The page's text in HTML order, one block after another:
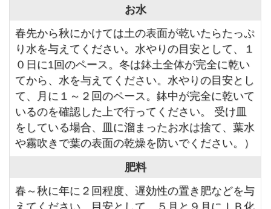
お水
春先から秋にかけては土の表面が乾いたらたっぷ
り水を与えてください。水やりの目安として、１
０日に1回のペース。冬は鉢土全体が完全に乾い
てから、水を与えてください。水やりの目安とし
て、月に１～２回のペース。鉢中が完全に乾いて
いるのを確認した上で行ってください。 受け皿
をしている場合、皿に溜まったお水は捨て、葉水
や霧吹きで葉の表面の乾燥を防いでください。）
肥料
春～秋に年に２回程度、遅効性の置き肥などを与